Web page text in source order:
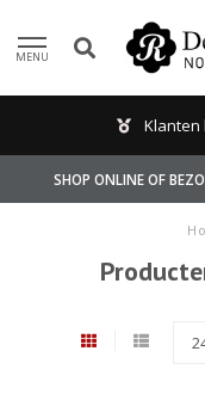
MENU
Klanten
SHOP ONLINE OF